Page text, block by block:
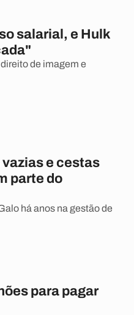
salarial, e Hulk
de imagem e
e cestas
parte do
há anos na gestão de
para pagar